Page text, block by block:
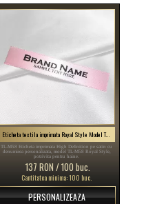
Eticheta textila imprimata Royal Style Model TL-M58
TL-M58 Eticheta imprimata High Definition pe satin cu
denumirea personalizata, model TL-M58 Royal Style,
potrivita pentru haine.
137 RON / 100 buc.
Cantitatea minima: 100 buc.
PERSONALIZEAZA